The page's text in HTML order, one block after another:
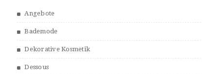
Angebote
Bademode
Dekorative Kosmetik
Dessous